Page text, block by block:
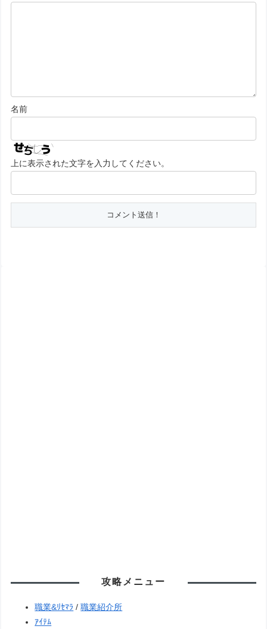
名前
上に表示された文字を入力してください。
攻略メニュー
職業&ﾘｾﾏﾗ /職業紹介所
ｱｲﾃﾑ